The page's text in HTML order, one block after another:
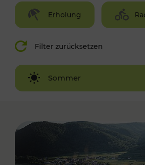
Erholung
Filter zurücksetzen
Sommer
Winter